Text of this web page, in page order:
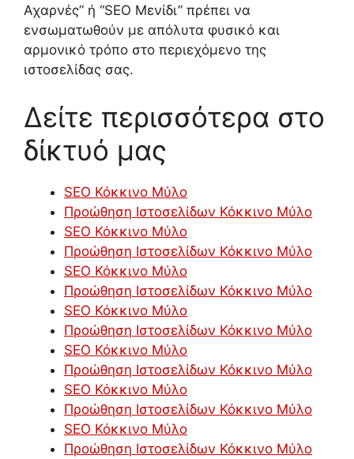
Αχαρνές” ή “SEO Μενίδι” πρέπει να
ενσωματωθούν με απόλυτα φυσικό και
αρμονικό τρόπο στο περιεχόμενο της
ιστοσελίδας σας.
Δείτε περισσότερα στο
δίκτυό μας
SEO Κόκκινο Μύλο
Προώθηση Ιστοσελίδων Κόκκινο Μύλο
SEO Κόκκινο Μύλο
Προώθηση Ιστοσελίδων Κόκκινο Μύλο
SEO Κόκκινο Μύλο
Προώθηση Ιστοσελίδων Κόκκινο Μύλο
SEO Κόκκινο Μύλο
Προώθηση Ιστοσελίδων Κόκκινο Μύλο
SEO Κόκκινο Μύλο
Προώθηση Ιστοσελίδων Κόκκινο Μύλο
SEO Κόκκινο Μύλο
Προώθηση Ιστοσελίδων Κόκκινο Μύλο
SEO Κόκκινο Μύλο
Προώθηση Ιστοσελίδων Κόκκινο Μύλο